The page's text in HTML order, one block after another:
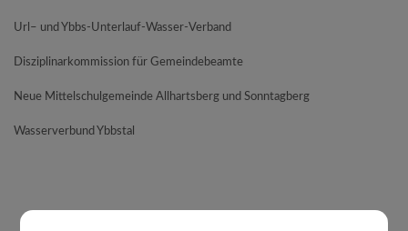
Url– und Ybbs-Unterlauf-Wasser-Verband
Disziplinarkommission für Gemeindebeamte
Neue Mittelschulgemeinde Allhartsberg und Sonntagberg
Wasserverbund Ybbstal